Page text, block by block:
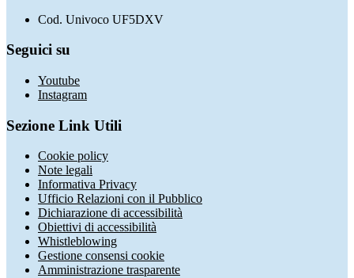
Cod. Univoco UF5DXV
Seguici su
Youtube
Instagram
Sezione Link Utili
Cookie policy
Note legali
Informativa Privacy
Ufficio Relazioni con il Pubblico
Dichiarazione di accessibilità
Obiettivi di accessibilità
Whistleblowing
Gestione consensi cookie
Amministrazione trasparente